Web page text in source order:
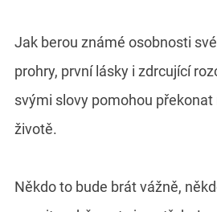
Jak berou známé osobnosti
prohry, první lásky i zdrcující
svými slovy pomohou
životě.
Někdo to bude brát vážně,